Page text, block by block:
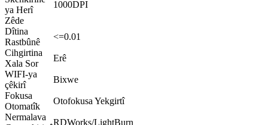
ya Herî
Zêde
1000DPI
Dîtina
Rastbûnê
<=0.01
Cihgirtina
Xala Sor
Erê
WIFI-ya
çêkirî
Bixwe
Fokusa
Otomatîk
Otofokusa Yekgirtî
Nermalava
RDWorks/LightBurn